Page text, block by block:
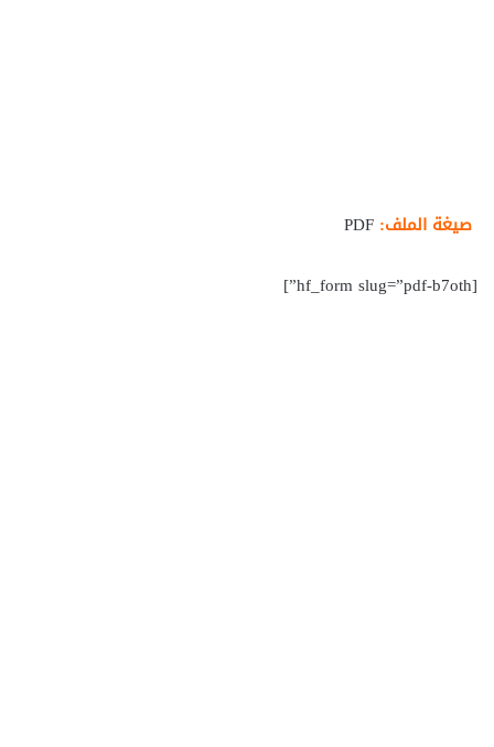
صيغة الملف:
[hf_form slug=”pdf-b7oth”]